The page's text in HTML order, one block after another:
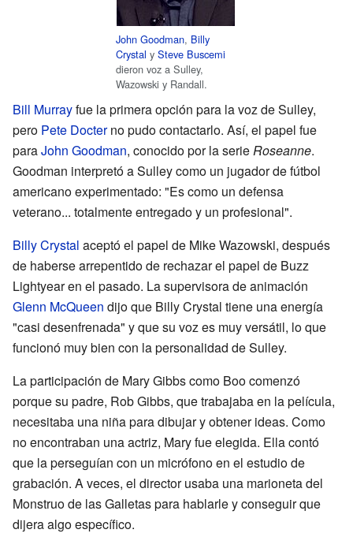
John Goodman, Billy
Crystal y Steve Buscemi
dieron voz a Sulley,
Wazowski y Randall.
Bill Murrayfue la primera opción para la voz de Sulley,
pero Pete Docterno pudo contactarlo. Así, el papel fue
paraJohn Goodman, conocido por la serieRoseanne.
Goodman interpretó a Sulley como un jugador de fútbol
americano experimentado: "Es como un defensa
veterano... totalmente entregado y un profesional".
Billy Crystal aceptó el papel de Mike Wazowski, después
de haberse arrepentido de rechazar el papel de Buzz
Lightyear en el pasado. La supervisora de animación
Glenn McQueen dijo que Billy Crystal tiene una energía
"casi desenfrenada" y que su voz es muy versátil, lo que
funcionó muy bien con la personalidad de Sulley.
La participación de Mary Gibbs como Boo comenzó
porque su padre, Rob Gibbs, que trabajaba en la película,
necesitaba una niña para dibujar y obtener ideas. Como
no encontraban una actriz, Mary fue elegida. Ella contó
que la perseguían con un micrófono en el estudio de
grabación. A veces, el director usaba una marioneta del
Monstruo de las Galletas para hablarle y conseguir que
dijera algo específico.